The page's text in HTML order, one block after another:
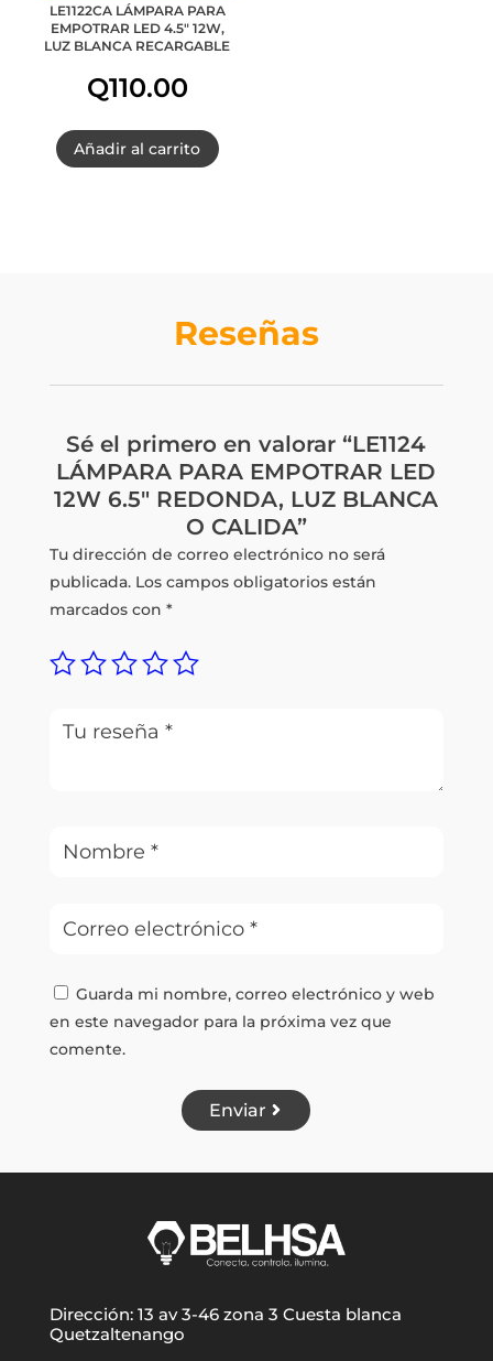
LE1122CA LÁMPARA PARA
EMPOTRAR LED 4.5″ 12W,
LUZ BLANCA RECARGABLE
Q110.00
Añadir al carrito
Reseñas
Sé el primero en valorar “LE1124
LÁMPARA PARA EMPOTRAR LED
12W 6.5″ REDONDA, LUZ BLANCA
O CALIDA”
Tu dirección de correo electrónico no será
publicada. Los campos obligatorios están
marcados con *
Guarda mi nombre, correo electrónico y web
en este navegador para la próxima vez que
comente.
Enviar
Dirección: 13 av 3-46 zona 3 Cuesta blanca
Quetzaltenango